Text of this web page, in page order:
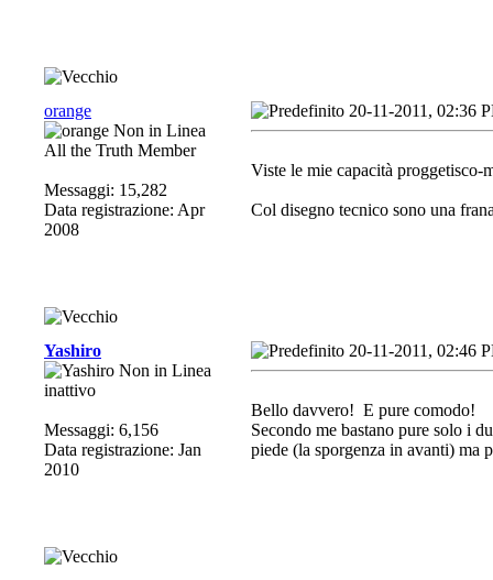
orange
All the Truth Member
Messaggi: 15,282
Data registrazione: Apr
2008
20-11-2011, 02:36
Viste le mie capacità proggetisco-
Col disegno tecnico sono una
Yashiro
inattivo
Messaggi: 6,156
Data registrazione: Jan
2010
20-11-2011, 02:46
Bello davvero! E pure comodo!
Secondo me bastano pure solo i
piede (la sporgenza in avanti) ma